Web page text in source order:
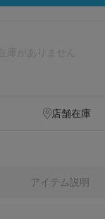
店舗在庫
アイテム説明